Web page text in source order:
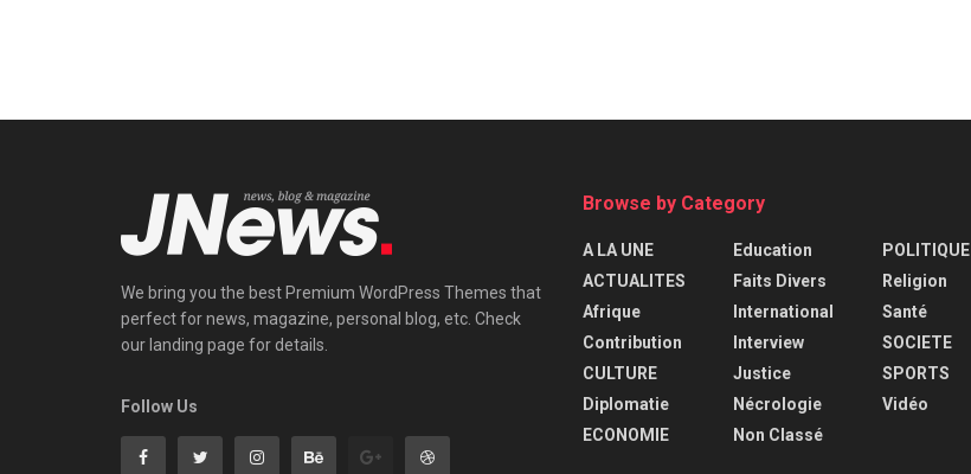
We bring you the best Premium WordPress Themes that
perfect for news, magazine, personal blog, etc. Check
our landing page for details.
Follow Us
Browse by Category
A LA UNE
ACTUALITES
Afrique
Contribution
CULTURE
Diplomatie
ECONOMIE
Education
Faits Divers
International
Interview
Justice
Nécrologie
Non Classé
POLITIQUE
Religion
Santé
SOCIETE
SPORTS
Vidéo